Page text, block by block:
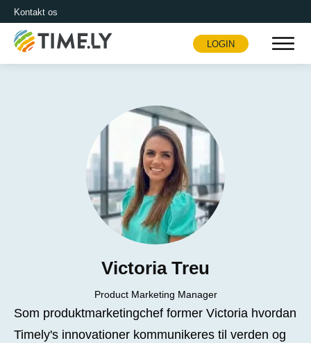
Kontakt os
Timely
LOGIN
Victoria Treu
Product Marketing Manager
Som produktmarketingchef former Victoria hvordan
Timely's innovationer kommunikeres til verden og